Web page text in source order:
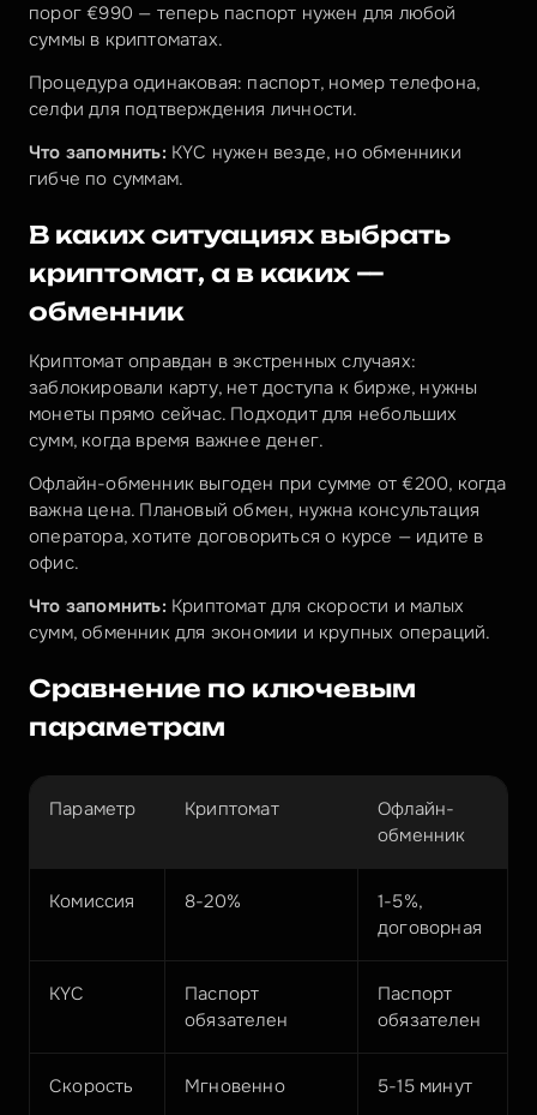
порог €990 — теперь паспорт нужен для любой
суммы в криптоматах.
Процедура одинаковая: паспорт, номер телефона,
селфи для подтверждения личности.
Что запомнить: KYC нужен везде, но обменники
гибче по суммам.
В каких ситуациях выбрать
криптомат, а в каких —
обменник
Криптомат оправдан в экстренных случаях:
заблокировали карту, нет доступа к бирже, нужны
монеты прямо сейчас. Подходит для небольших
сумм, когда время важнее денег.
Офлайн-обменник выгоден при сумме от €200, когда
важна цена. Плановый обмен, нужна консультация
оператора, хотите договориться о курсе — идите в
офис.
Что запомнить: Криптомат для скорости и малых
сумм, обменник для экономии и крупных операций.
Сравнение по ключевым
параметрам
Параметр Криптомат
Офлайн-
обменник
Комиссия 8-20%
1-5%,
договорная
KYC
Паспорт
обязателен
Паспорт
обязателен
Скорость Мгновенно 5-15 минут